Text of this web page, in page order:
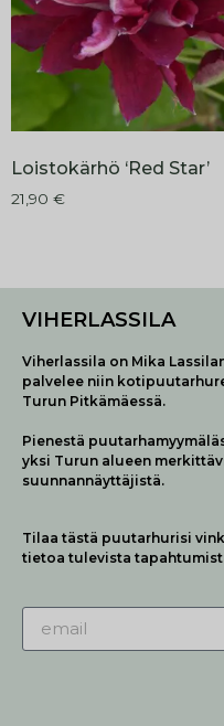
Loistokärhö ‘Red Star’
21,90 €
VIHERLASSILA
Viherlassila on Mika
palvelee niin
Turun Pitkämäessä.
Pienestä
yksi Turun alueen
suunnannäyttäjistä.
Tilaa tästä puutarhurisi
tietoa tulevista